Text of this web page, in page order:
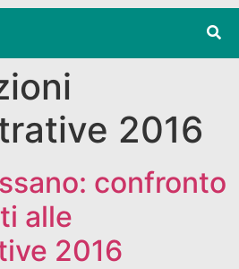
2016
confronto
alle
2016